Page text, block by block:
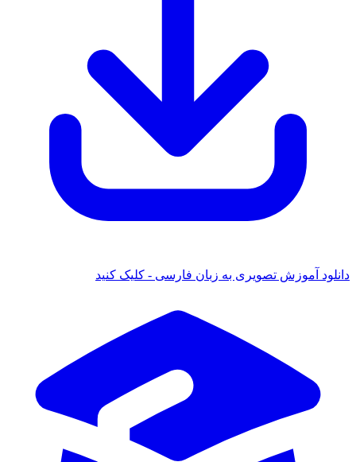
دانلود آموزش تصویری به زبان فارسی - کلیک کنید